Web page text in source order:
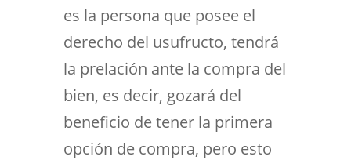
es la persona que posee el
derecho del usufructo, tendrá
la prelación ante la compra del
bien, es decir, gozará del
beneficio de tener la primera
opción de compra, pero esto